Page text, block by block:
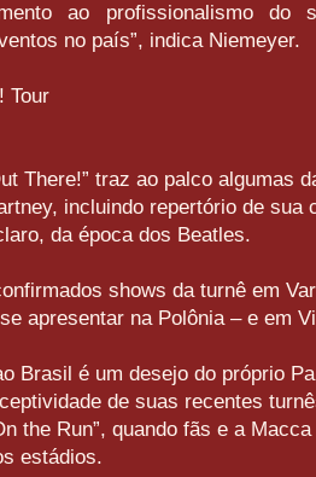
ao profissionalismo do
no país”, indica Niemeyer.
Tour
There!” traz ao palco algumas
incluindo repertório de sua
da época dos Beatles.
shows da turnê em
apresentar na Polônia – e em
Brasil é um desejo do próprio
de suas recentes
the Run”, quando fãs e a
estádios.